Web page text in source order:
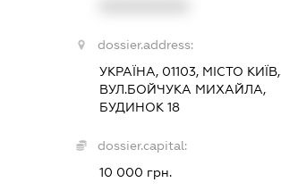
dossier.address:
УКРАЇНА, 01103, МІСТО КИЇВ,
ВУЛ.БОЙЧУКА МИХАЙЛА,
БУДИНОК 18
dossier.capital:
10 000 грн.